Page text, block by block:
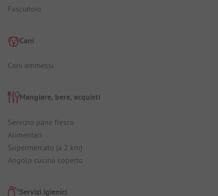
Fasciatoio
Cani
Cani ammessi
Mangiare, bere, acquisti
Servizio pane fresco
Alimentari
Supermercato (a 2 km)
Angolo cucina coperto
Servizi igienici